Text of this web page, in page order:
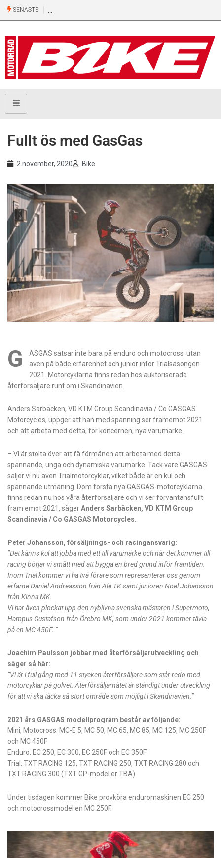
SENASTE
kubiks
retro
från
Honda
Fullt ös med GasGas
2 november, 2020 Bike
G
ASGAS satsar inte bara på enduro och motocross, utan
även på både erfarenhet och junior inför Trialsäsongen
2021. Motorcyklarna finns redan hos auktoriserade
återförsäljare runt om i Skandinavien.
Anders Sarbäcken, VD KTM Group Scandinavia / Co GASGAS
Motorcycles, uppger att han med spänning ser framemot 2021
och att arbeta med detta, för koncernen, nya varumärke.
– Vi är stolta över att få förmånen att arbeta med detta
spännande, unga och dynamiska varumärke. Tack vare GASGAS
säljer vi nu även Trialmotorcyklar, vilket både är en kul och
spännande utmaning. Dom första nya GASGAS-motorcyklarna
finns redan nu hos våra återförsäljare och vi ser förväntansfullt
fram emot 2021, sägerAnders Sarbäcken, VD KTM Group
Scandinavia / Co GASGAS Motorcycles.
Peter Johansson, försäljnings- och racingansvarig:
”Det känns kul att jobba med ett till varumärke och när det kommer till
racing börjar vi smått med att bygga en bred grund inför framtiden.
Inom Trial kommer vi ha två förare som representerar oss genom
erfarne Daniel Andreasson från Ale TK samt junioren Noel Johansson
från Kinna MK.
Vi har även plockat upp den nyblivna svenska mästaren i Supermoto,
Hampus Gustafson från Örebro MK, som under 2021 kommer tävla
på en MC 450F. ”
Joachim Paulsson jobbar med återförsäljarutveckling och
säger så här:
”Vi är i full gång med 11 stycken återförsäljare som står redo med
motorcyklar på golvet. Återförsäljarnätet är ständigt under utveckling
för att vi ska täcka så stort område som möjligt i Skandinavien.”
2021 års GASGAS modellprogram består av följande:
Mini, Motocross: MC-E 5, MC 50, MC 65, MC 85, MC 125, MC 250F
och MC 450F
Enduro: EC 250, EC 300, EC 250F och EC 350F
Trial: TXT RACING 125, TXT RACING 250, TXT RACING 280 och
TXT RACING 300 (TXT GP-modeller TBA)
Under tisdagen kommer Bike provköra enduromaskinen EC 250
och motocrossmodellen MC 250F.